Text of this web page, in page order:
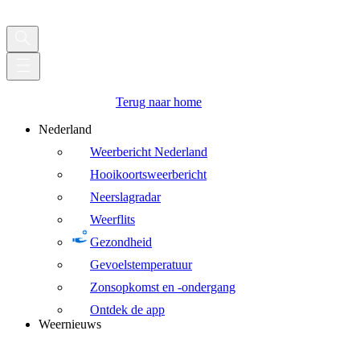
Terug naar home
Nederland
Weerbericht Nederland
Hooikoortsweerbericht
Neerslagradar
Weerflits
Gezondheid
Gevoelstemperatuur
Zonsopkomst en -ondergang
Ontdek de app
Weernieuws